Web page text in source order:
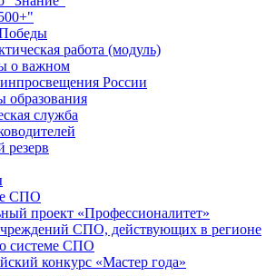
работа (модуль)
о важном
России
образования
служба
резерв
СПО
проект «Профессионалитет»
СПО, действующих в регионе
системе СПО
конкурс «Мастер года»